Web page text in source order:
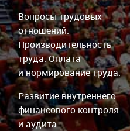
Вопросы трудовых
отношений.
Производительность
труда. Оплата
и нормирование труда.
Развитие внутреннего
финансового контроля
и аудита.